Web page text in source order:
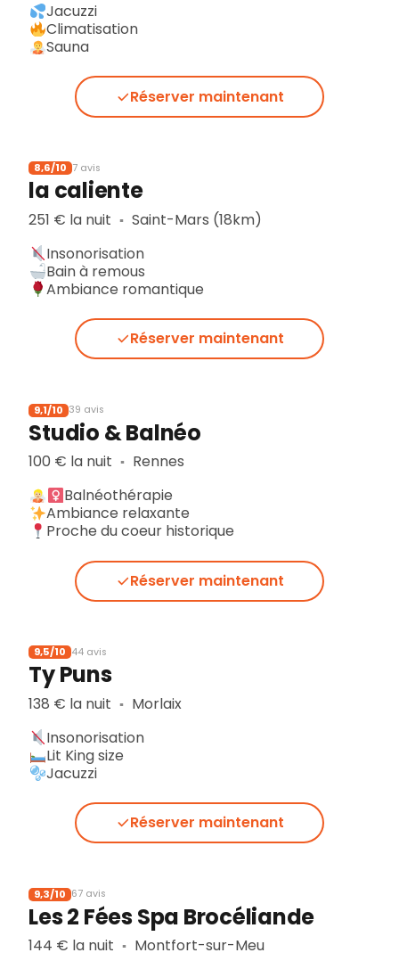
Jacuzzi
Climatisation
Sauna
Réserver maintenant
8,6/10 7 avis
la caliente
251 € la nuit ▪︎ Saint-Mars (18km)
Insonorisation
Bain à remous
Ambiance romantique
Réserver maintenant
9,1/10 39 avis
Studio & Balnéo
100 € la nuit ▪︎ Rennes
Balnéothérapie
Ambiance relaxante
Proche du coeur historique
Réserver maintenant
9,5/10 44 avis
Ty Puns
138 € la nuit ▪︎ Morlaix
Insonorisation
Lit King size
Jacuzzi
Réserver maintenant
9,3/10 67 avis
Les 2 Fées Spa Brocéliande
144 € la nuit ▪︎ Montfort-sur-Meu